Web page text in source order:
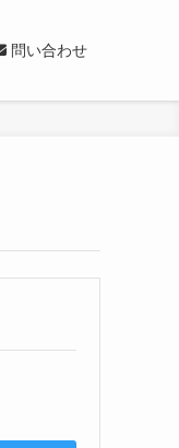
問い合わせ